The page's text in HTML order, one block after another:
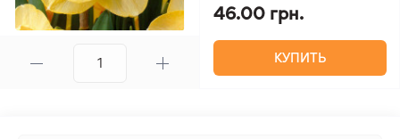
46.00 грн.
КУПИТЬ